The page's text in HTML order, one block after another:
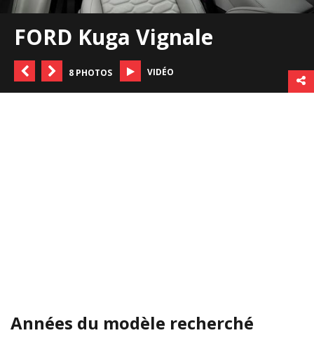
FORD Kuga Vignale
8 PHOTOS VIDÉO
Années du modèle recherché